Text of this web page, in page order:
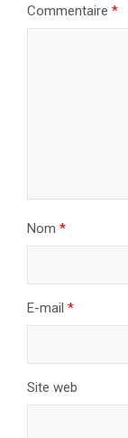
Commentaire *
Nom *
E-mail *
Site web